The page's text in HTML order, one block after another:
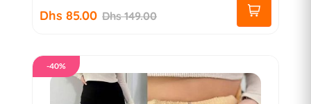
Dhs 85.00 Dhs 149.00
-40%